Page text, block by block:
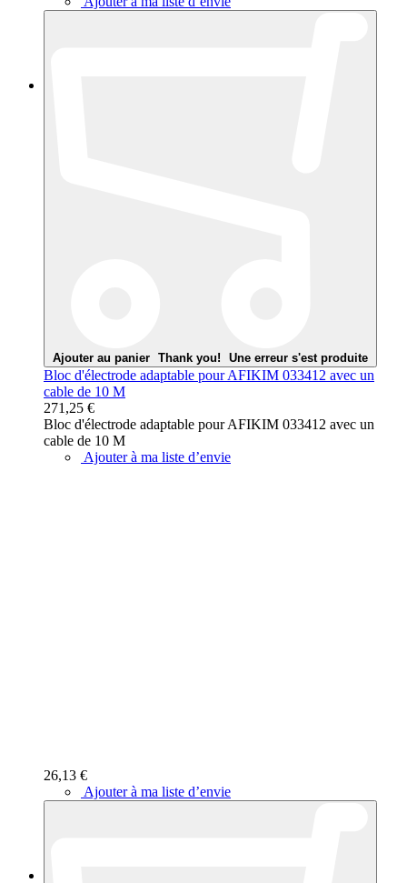
Ajouter au panier Thank you! Une erreur s'est produite
Bloc d'électrode adaptable pour AFIKIM 033412 avec un
cable de 10 M
271,25 €
Bloc d'électrode adaptable pour AFIKIM 033412 avec un
cable de 10 M
Ajouter à ma liste d’envie
26,13 €
Ajouter à ma liste d’envie